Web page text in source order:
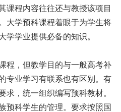
课程内容往往还与教授该项目
大学预科课程着眼于为学生将
学学业提供必备的知识。
程，但教学目的与一般高考补
专业学习有联系也有区别。有
求，统一组织编写预科教材。
预科学生的管理。要求按照国